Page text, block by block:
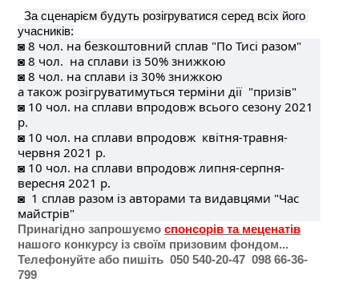
За сценарієм будуть розігруватися серед всіх його
учасників:
◙ 8 чол. на безкоштовний сплав "По Тисі разом"
◙ 8 чол.  на сплави із 50% знижкою
◙ 8 чол. на сплави із 30% знижкою
а також розігруватимуться терміни дії  "призів"
◙ 10 чол. на сплави впродовж всього сезону 2021
р.
◙ 10 чол. на сплави впродовж  квітня-травня-
червня 2021 р.
◙ 10 чол. на сплави впродовж липня-серпня-
вересня 2021 р.
◙  1 сплав разом із авторами та видавцями "Час
майстрів"
Принагідно запрошуємо спонсорів та меценатів
нашого конкурсу із своїм призовим фондом...
Телефонуйте або пишіть 050 540-20-47 098 66-36-
799